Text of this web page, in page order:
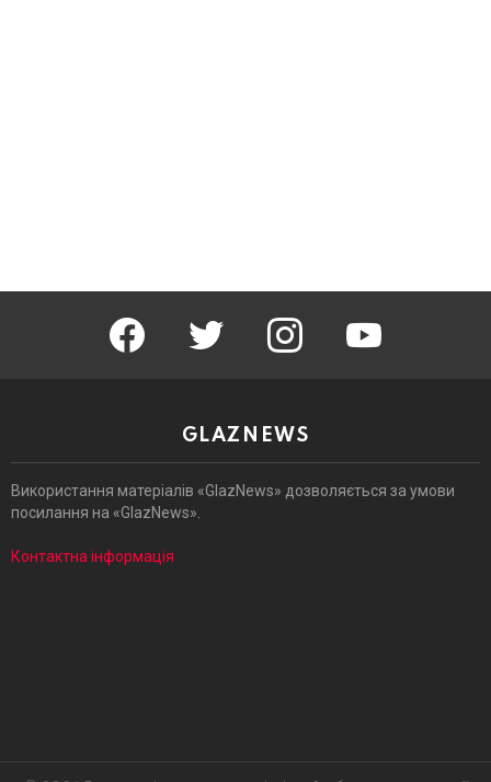
facebook twitter instagram
GLAZNEWS
Використання матеріалів «GlazNews» дозволяється за умови
посилання на «GlazNews».
Контактна інформація